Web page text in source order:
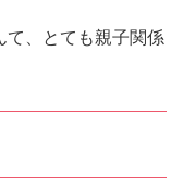
て、とても親子関係